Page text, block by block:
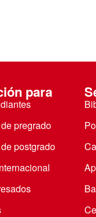
para
pregrado
postgrado